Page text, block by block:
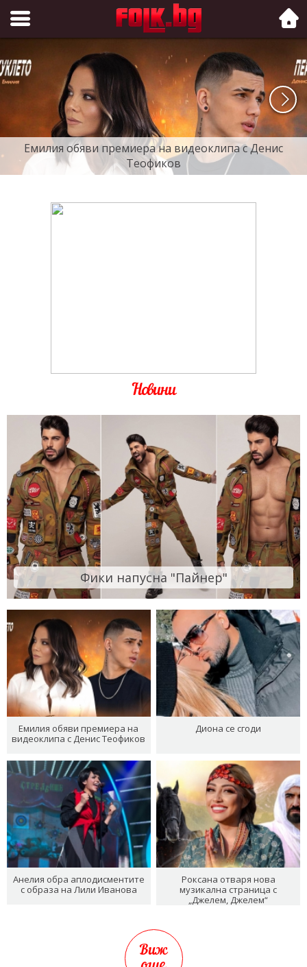
Folk.bg
Емилия обяви премиера на видеоклипа с Денис
Теофиков
Новини
Фики напусна "Пайнер"
Емилия обяви премиера на
видеоклипа с Денис Теофиков
Диона се сгоди
Анелия обра аплодисментите
с образа на Лили Иванова
Роксана отваря нова
музикална страница с
„Джелем, Джелем“
Виж